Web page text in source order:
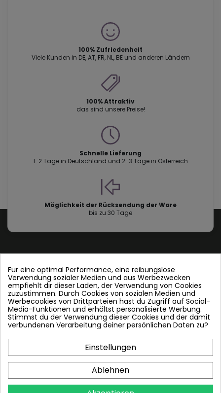
100% Zufriedenheit
Viele Kunden in DE, AT, FR, NL, BE und anderen Ländern
100% Attraktiv
das sind unsere Preise!
Schnelle Lieferung
1-2 Tage in Deutschland und 2-3 Tage in Österreich
Möglichkeit der Rücksendung der Ware
bis zu 30 Tage
Contact us
Folgen Sie uns
Plattenwärmetauscher
PWT und andere
Für eine optimal Performance, eine reibungslose
Verwendung sozialer Medien und aus Werbezwecken
empfiehlt dir dieser Laden, der Verwendung von Cookies
zuzustimmen. Durch Cookies von sozialen Medien und
Werbecookies von Drittparteien hast du Zugriff auf Social-
Media-Funktionen und erhältst personalisierte Werbung.
Stimmst du der Verwendung dieser Cookies und der damit
verbundenen Verarbeitung deiner persönlichen Daten zu?
Einstellungen
Ablehnen